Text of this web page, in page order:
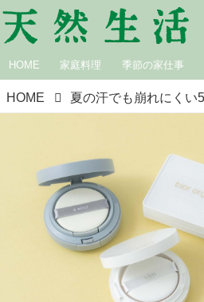
HOME 家庭料理 季節の家仕事
HOME